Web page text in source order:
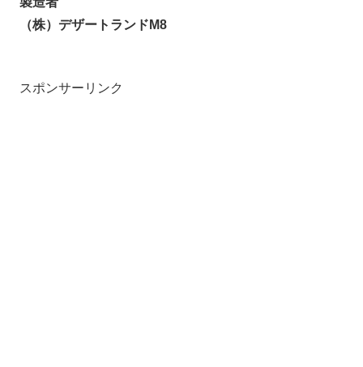
（株）デザートランドM8
スポンサーリンク